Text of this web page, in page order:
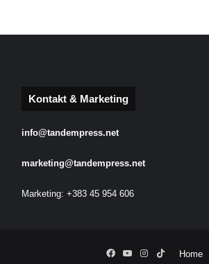
Kontakt & Marketing
info@tandempress.net
marketing@tandempress.net
Marketing: +383 45 954 606
Home
FacebookYouTubeInstagram
TikTok